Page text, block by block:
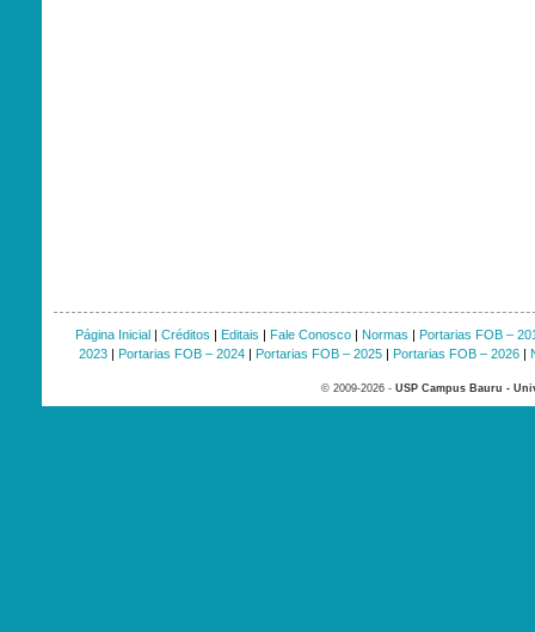
Página Inicial| Créditos | Editais | Fale Conosco| Normas | Portarias FOB –
2023| Portarias FOB – 2024| Portarias FOB – 2025| Portarias FOB – 2026|
© 2009-2026 - USP Campus Bauru -